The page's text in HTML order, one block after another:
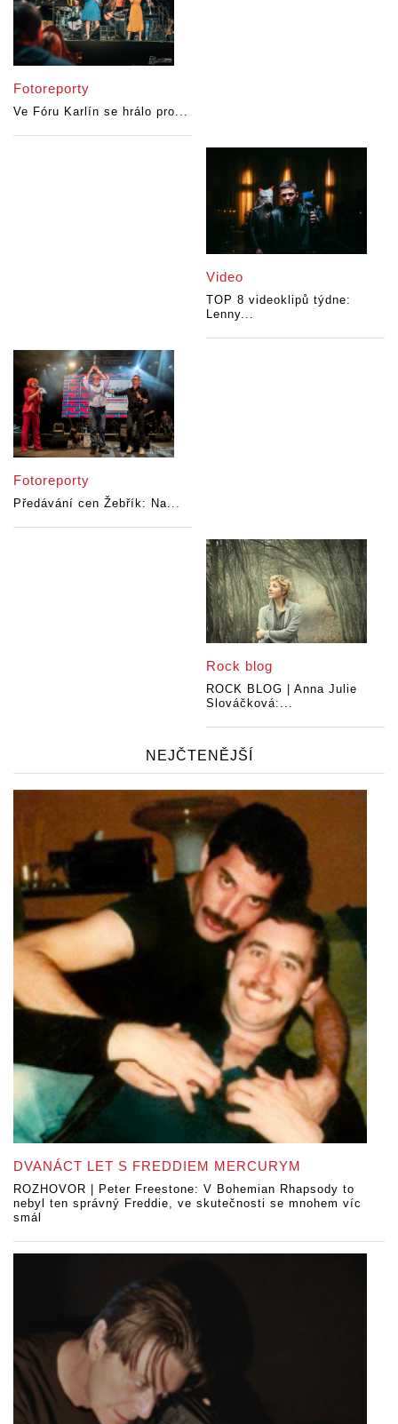
Fotoreporty
Ve Fóru Karlín se hrálo pro...
Video
TOP 8 videoklipů týdne:
Lenny...
Fotoreporty
Předávání cen Žebřík: Na...
Rock blog
ROCK BLOG | Anna Julie
Slováčková:...
NEJČTENĚJŠÍ
DVANÁCT LET S FREDDIEM MERCURYM
ROZHOVOR | Peter Freestone: V Bohemian Rhapsody to
nebyl ten správný Freddie, ve skutečnosti se mnohem víc
smál